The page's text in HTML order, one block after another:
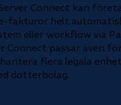
Connect kan
fakturor helt
eller workflow via
Connect passar även
flera legala
dotterbolag.